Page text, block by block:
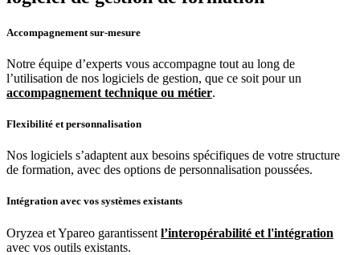
Accompagnement sur-mesure
Notre équipe d’experts vous accompagne tout au long de
l’utilisation de nos logiciels de gestion, que ce soit pour un
accompagnement technique ou métier.
Flexibilité et personnalisation
Nos logiciels s’adaptent aux besoins spécifiques de votre structure
de formation, avec des options de personnalisation poussées.
Intégration avec vos systèmes existants
Oryzea et Ypareo garantissent l’interopérabilité et l'intégration
avec vos outils existants.